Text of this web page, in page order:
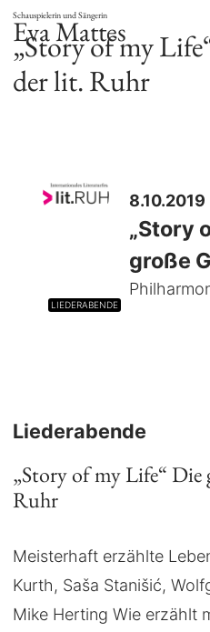
Schauspielerin und Sängerin
Eva Mattes
„Story of my
der lit. Ruhr
LIEDERABENDE
„Story
große
Liederabende
„Story of my Life“ Die
Ruhr
Meisterhaft erzählte
Kurth, Saša Stanišić,
Mike Herting Wie erzählt